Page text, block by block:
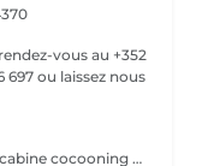
vous au +352
697 ou laissez nous
Un massage à l'huile relaxant dans notre cabine cocooning avec des doigts de fée, n'hésitez plus, appelez nous !! +352 28 795858 ou par facebook, instagram ou encore notre site internet!! JFG CLINIC BELVAL